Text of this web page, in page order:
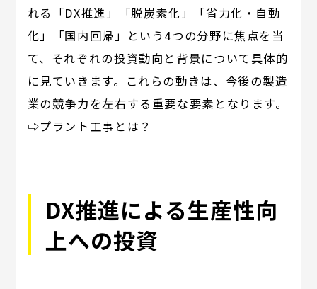
れる「DX推進」「脱炭素化」「省力化・自動
化」「国内回帰」という4つの分野に焦点を当
て、それぞれの投資動向と背景について具体的
に見ていきます。これらの動きは、今後の製造
業の競争力を左右する重要な要素となります。
⇨プラント工事とは？
DX推進による生産性向
上への投資